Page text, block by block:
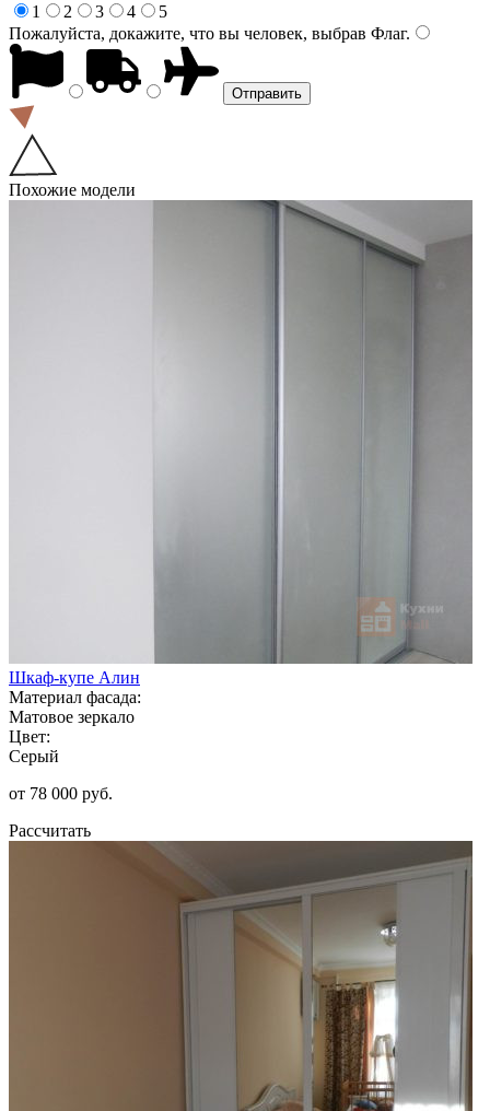
1
2 3 4
5
Пожалуйста, докажите, что вы человек, выбрав Флаг.
Похожие модели
Шкаф-купе Алин
Материал фасада:
Матовое зеркало
Цвет:
Серый
от 78 000 руб.
Рассчитать